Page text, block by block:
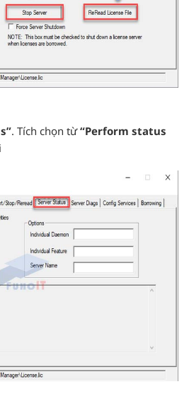
. Tích chọn từ“Perform status